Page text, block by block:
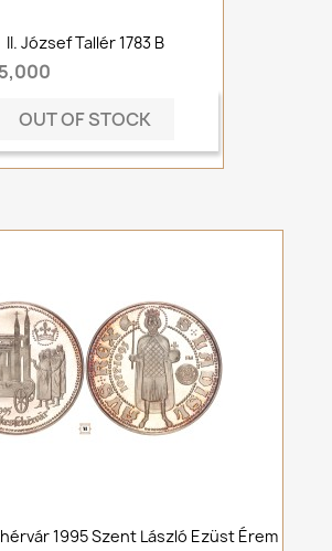
II. József Tallér 1783 B
OUT OF STOCK
1995 Szent László Ezüst Érem